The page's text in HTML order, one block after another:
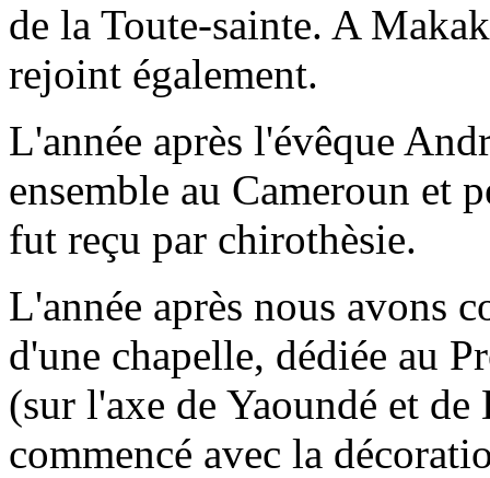
de la Toute-sainte. A
rejoint également.
L'année après l'évêque
ensemble au Cameroun et
fut reçu par chirothèsie.
L'année après nous avons
d'une chapelle, dédiée au
(sur l'axe de Yaoundé et
commencé avec la